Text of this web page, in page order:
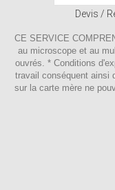
Devis /
CE SERVICE
au microscope et au
ouvrés. * Conditions
travail conséquent ainsi
sur la carte mère ne